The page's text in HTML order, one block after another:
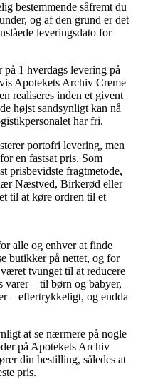
bestemmende såfremt du
og af den grund er det
leveringsdato for
1 hverdags levering på
Apotekets Archiv Creme
realiseres inden et givent
højst sandsynligt kan nå
har fri.
portofri levering, men
en fastsat pris. Som
prisbevidste fragtmetode,
Næstved, Birkerød eller
til at køre ordren til et
alle og enhver at finde
butikker på nettet, og for
tvunget til at reducere
varer – til børn og babyer,
– eftertrykkeligt, og endda
at se nærmere på nogle
på Apotekets Archiv
din bestilling, således at
pris.